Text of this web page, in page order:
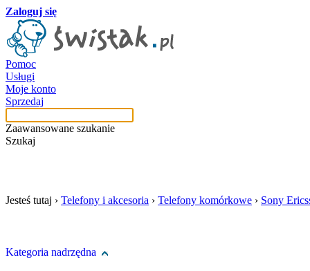
Zaloguj się
Pomoc
Usługi
Moje konto
Sprzedaj
Zaawansowane szukanie
Szukaj
Jesteś tutaj › Telefony i akcesoria › Telefony komórkowe › Sony
Kategoria nadrzędna